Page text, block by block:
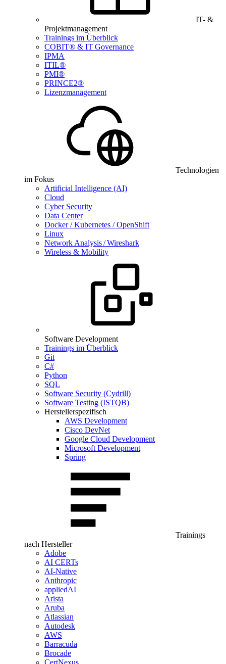
IT- &
Projektmanagement
Trainings im Überblick
COBIT® & IT Governance
IPMA
ITIL®
PMI®
PRINCE2®
Lizenzmanagement
Technologien
im Fokus
Artificial Intelligence (AI)
Cloud
Cyber Security
Data Center
Docker / Kubernetes / OpenShift
Linux
Network Analysis / Wireshark
Wireless & Mobility
Software Development
Trainings im Überblick
Git
C#
Python
SQL
Software Security (Cydrill)
Software Testing (ISTQB)
Herstellerspezifisch
AWS Development
Cisco DevNet
Google Cloud Development
Microsoft Development
Spring
Trainings
nach Hersteller
Adobe
AI CERTs
AI-Native
Anthropic
appliedAI
Arista
Aruba
Atlassian
Autodesk
AWS
Barracuda
Brocade
CertNexus